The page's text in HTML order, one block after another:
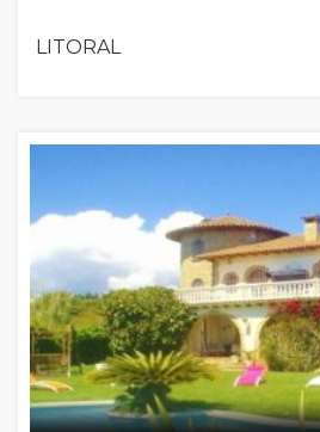
LITORAL